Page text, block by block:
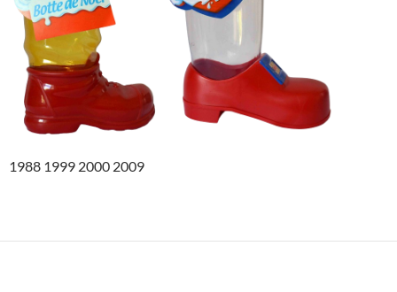
1988 1999 2000 2009